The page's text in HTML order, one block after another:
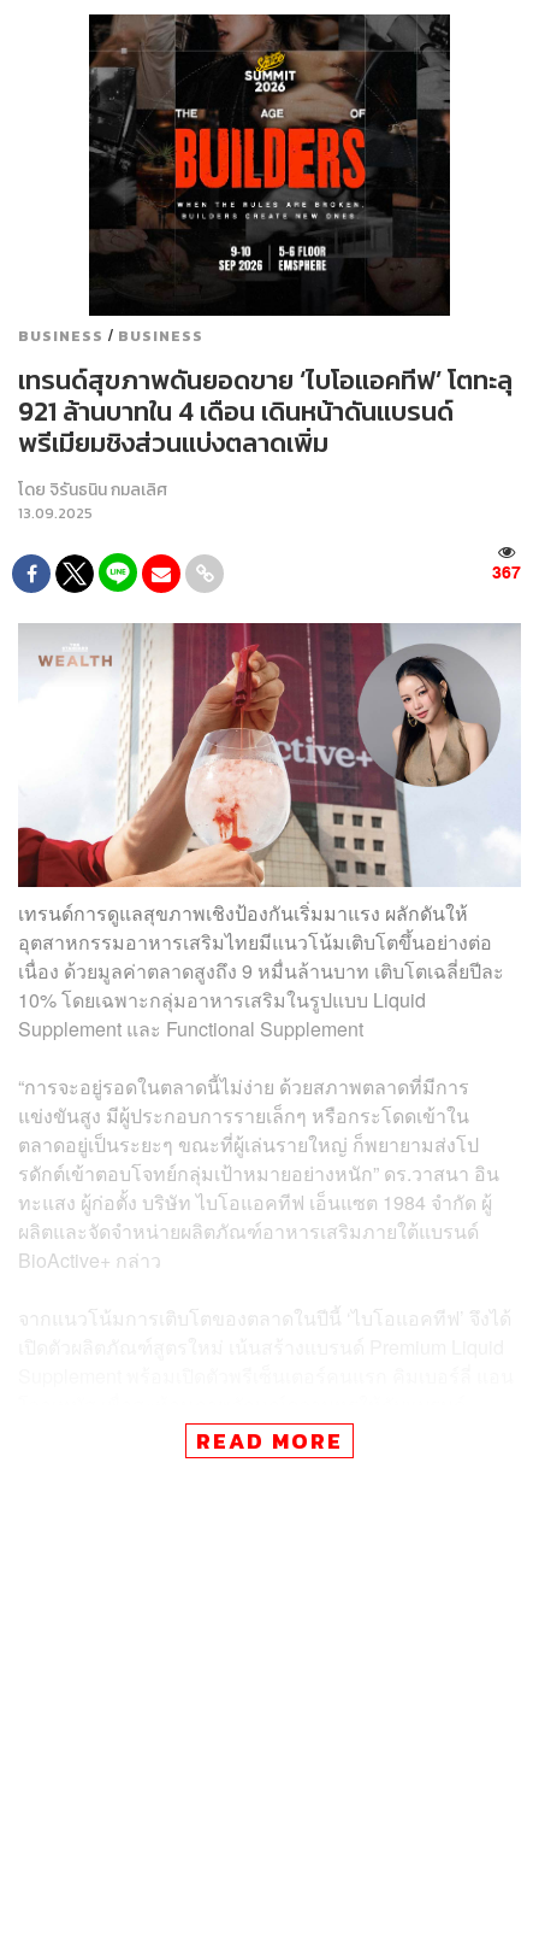
BUSINESS / BUSINESS
เทรนด์สุขภาพดันยอดขาย ‘ไบโอแอคทีฟ’ โตทะลุ
921 ล้านบาทใน 4 เดือน เดินหน้าดันแบรนด์
พรีเมียมชิงส่วนแบ่งตลาดเพิ่ม
โดย จิรันธนิน กมลเลิศ
13.09.2025
367
เทรนด์การดูแลสุขภาพเชิงป้องกันเริ่มมาแรง ผลักดันให้
อุตสาหกรรมอาหารเสริมไทยมีแนวโน้มเติบโตขึ้นอย่างต่อ
เนื่อง ด้วยมูลค่าตลาดสูงถึง 9 หมื่นล้านบาท เติบโตเฉลี่ยปีละ
10% โดยเฉพาะกลุ่มอาหารเสริมในรูปแบบ Liquid
Supplement และ Functional Supplement
“การจะอยู่รอดในตลาดนี้ไม่ง่าย ด้วยสภาพตลาดที่มีการ
แข่งขันสูง มีผู้ประกอบการรายเล็กๆ หรือกระโดดเข้าใน
ตลาดอยู่เป็นระยะๆ ขณะที่ผู้เล่นรายใหญ่ ก็พยายามส่งโป
รดักต์เข้าตอบโจทย์กลุ่มเป้าหมายอย่างหนัก” ดร.วาสนา อิน
ทะแสง ผู้ก่อตั้ง บริษัท ไบโอแอคทีฟ เอ็นแซต 1984 จำกัด ผู้
ผลิตและจัดจำหน่ายผลิตภัณฑ์อาหารเสริมภายใต้แบรนด์
BioActive+ กล่าว
จากแนวโน้มการเติบโตของตลาดในปีนี้ ‘ไบโอแอคทีฟ’ จึงได้
พร้อมทุ่มงบกว่า 30 ล้านบาท สร้างกระแสผ่านสื่อ Out-of-
Home ควบคู่กับการทำคอลแลบกับ EM District และแบรนด์
READ MORE